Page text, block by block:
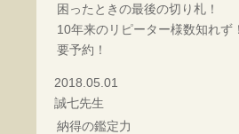
困ったときの最後の切り札！
10年来のリピーター様数知れず
要予約！
2018.05.01
誠七先生
納得の鑑定力